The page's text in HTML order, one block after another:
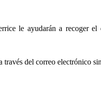
le ayudarán a recoger
del correo electrónico